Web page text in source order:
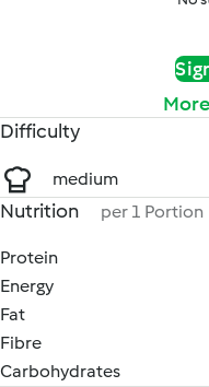
Difficulty
medium
Nutrition per 1 Portion
Protein
Energy
Fat
Fibre
Carbohydrates